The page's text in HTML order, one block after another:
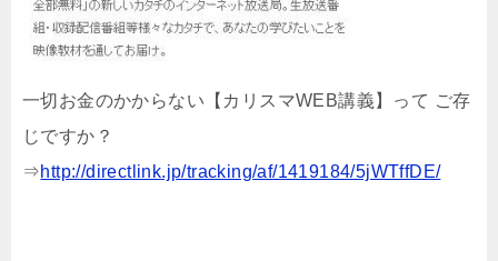
一切お金のかからない【カリスマWEB講義】って ご存
じですか？
⇒http://directlink.jp/tracking/af/1419184/5jWTffDE/